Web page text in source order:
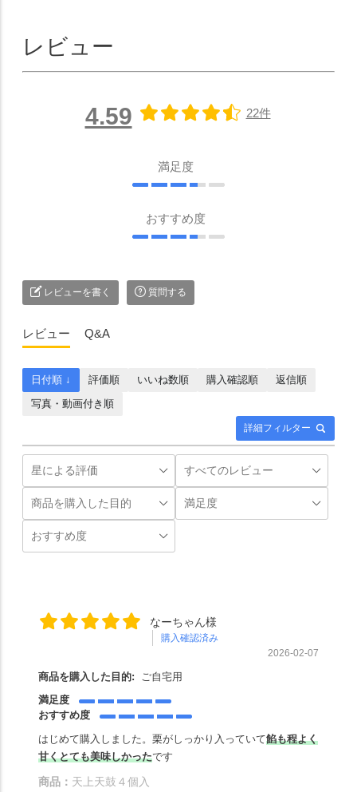
レビュー
4.59 22件
満足度
おすすめ度
レビューを書く 質問する
レビュー Q&A
詳細フィルター
日付順 ↓ 評価順 いいね数順 購入確認順
返信順
写真・動画付き順
なーちゃん様
購入確認済み
2026-02-07
商品を購入した目的:
ご自宅用
満足度
おすすめ度
はじめて購入しました。栗がしっかり入っていて餡も程よく
甘くとても美味しかったです
商品： 天上天鼓４個入